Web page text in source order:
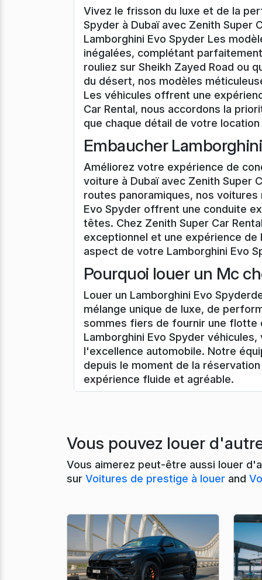
Vivez le frisson du luxe et de la
Spyder à Dubaï avec Zenith Super
Lamborghini Evo Spyder Les
inégalées, complétant
rouliez sur Sheikh Zayed Road ou
du désert, nos modèles
Les véhicules offrent une
Car Rental, nous accordons la
que chaque détail de votre
Embaucher
Améliorez votre expérience de
voiture à Dubaï avec Zenith Super
routes panoramiques, nos
Evo Spyder offrent une conduite
têtes. Chez Zenith Super Car
exceptionnel et une expérience
aspect de votre Lamborghini Evo
Pourquoi louer un Mc
Louer un Lamborghini Evo
mélange unique de luxe, de
sommes fiers de fournir une flotte
Lamborghini Evo Spyder
l'excellence automobile. Notre
depuis le moment de la
expérience fluide et agréable.
Vous pouvez louer
Vous aimerez peut-être aussi louer
sur Voitures de prestige à louer and